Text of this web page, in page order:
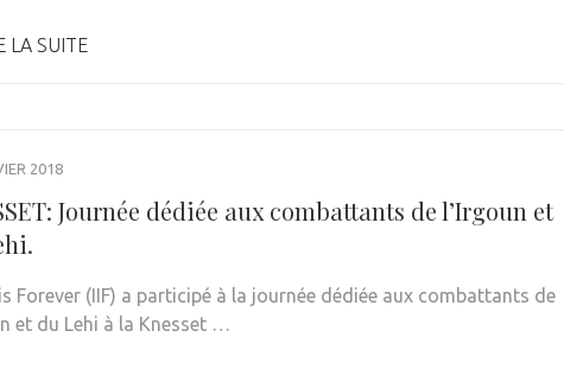
LA SUITE
2018
Journée dédiée aux combattants de l’Irgoun et
Forever (IIF) a participé à la journée dédiée aux combattants de
et du Lehi à la Knesset …